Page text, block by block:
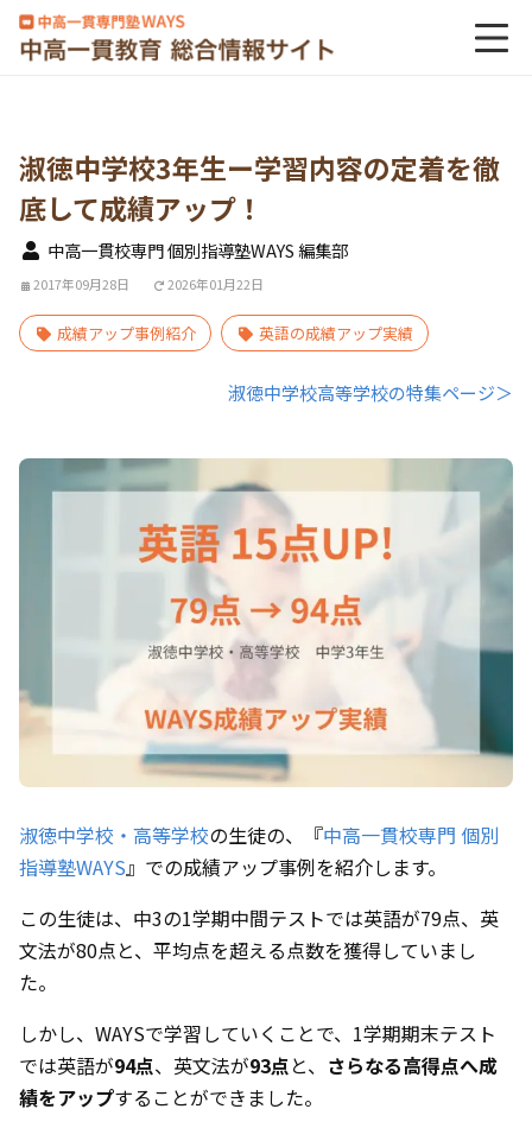
淑徳中学校3年生ー学習内容の定着を徹
底して成績アップ！
中高一貫校専門 個別指導塾WAYS 編集部
2017年09月28日 2026年01月22日
成績アップ事例紹介 英語の成績アップ実績
淑徳中学校高等学校の特集ページ＞
淑徳中学校・高等学校の生徒の、『中高一貫校専門 個別
指導塾WAYS』での成績アップ事例を紹介します。
この生徒は、中3の1学期中間テストでは英語が79点、英
文法が80点と、平均点を超える点数を獲得していまし
た。
しかし、WAYSで学習していくことで、1学期期末テスト
では英語が94点、英文法が93点と、 さらなる高得点へ成
績をアップすることができました。